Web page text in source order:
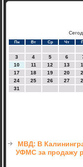
Пн Вт Ср Чт
3
4 5 6
10
11 12 13
17
18 19 20
24
25 26 27
31
МВД: В
УФМС за продажу